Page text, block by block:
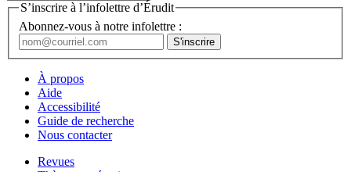
S’inscrire à l’infolettre d’Érudit
Abonnez-vous à notre infolettre :
À propos
Aide
Accessibilité
Guide de recherche
Nous contacter
Revues